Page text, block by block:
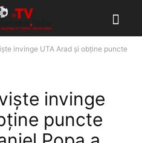
invinge UTA Arad și obține puncte
invinge
puncte